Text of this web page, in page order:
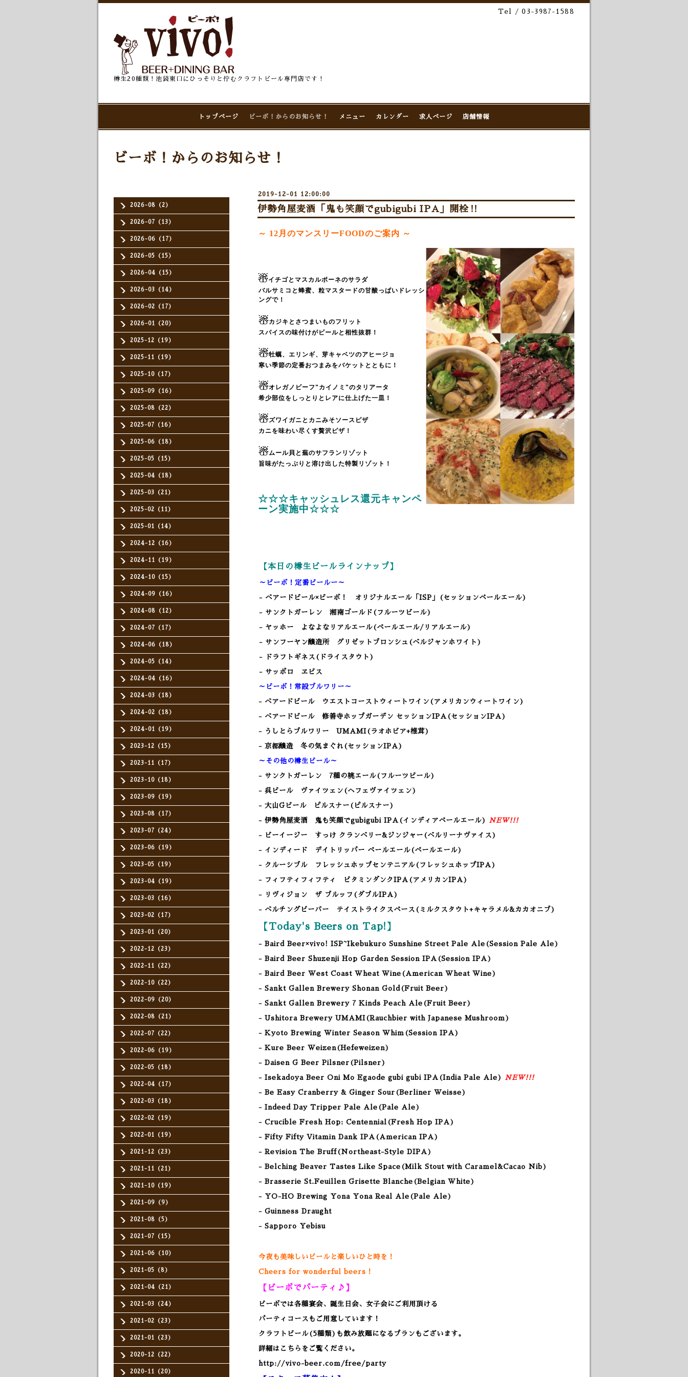
Tel / 03-3987-1588
樽生20種類！池袋東口にひっそりと佇むクラフトビール専門店です！
トップページ ビーボ！からのお知らせ！ メニュー カレンダー 求人ページ 店舗情報
2026-08（2）
2026-07（13）
2026-06（17）
2026-05（15）
2026-04（15）
2026-03（14）
2026-02（17）
2026-01（20）
2025-12（19）
2025-11（19）
2025-10（17）
2025-09（16）
2025-08（22）
2025-07（16）
2025-06（18）
2025-05（15）
2025-04（18）
2025-03（21）
2025-02（11）
2025-01（14）
2024-12（16）
2024-11（19）
2024-10（15）
2024-09（16）
2024-08（12）
2024-07（17）
2024-06（18）
2024-05（14）
2024-04（16）
2024-03（18）
2024-02（18）
2024-01（19）
2023-12（15）
2023-11（17）
2023-10（18）
2023-09（19）
2023-08（17）
2023-07（24）
2023-06（19）
2023-05（19）
2023-04（19）
2023-03（16）
2023-02（17）
2023-01（20）
2022-12（23）
2022-11（22）
2022-10（22）
2022-09（20）
2022-08（21）
2022-07（22）
2022-06（19）
2022-05（18）
2022-04（17）
2022-03（18）
2022-02（19）
2022-01（19）
2021-12（23）
2021-11（21）
2021-10（19）
2021-09（9）
2021-08（5）
2021-07（15）
2021-06（10）
2021-05（8）
2021-04（21）
2021-03（24）
2021-02（23）
2021-01（23）
2020-12（22）
2020-11（20）
ビーボ！からのお知らせ！
2019-12-01 12:00:00
伊勢角屋麦酒「鬼も笑顔でgubigubi IPA」開栓‼
～ 12 月のマンスリーFOODのご案内 ～
☃イチゴとマスカルポーネのサラダ
バルサミコと蜂蜜、粒マスタードの甘酸っぱいドレッシ
ングで！
☃カジキとさつまいものフリット
スパイスの味付けがビールと相性抜群！
☃牡蠣、エリンギ、芽キャベツのアヒージョ
寒い季節の定番おつまみをバケットとともに！
☃オレガノビーフ"カイノミ"のタリアータ
希少部位をしっとりとレアに仕上げた一皿！
☃ズワイガニとカニみそソースピザ
カニを味わい尽くす贅沢ピザ！
☃ムール貝と蕪のサフランリゾット
旨味がたっぷりと溶け出した特製リゾット！
☆☆☆キャッシュレス還元キャンペ
ーン実施中☆☆☆
【本日の樽生ビールラインナップ】
～ビーボ！定番ビールー～
- ベアードビール×ビーボ！ オリジナルエール「ISP」(セッションペールエール)
- サンクトガーレン 湘南ゴールド(フルーツビール)
- ヤッホー よなよなリアルエール(ペールエール/リアルエール)
- サンフーヤン醸造所 グリゼットブロンシュ(ベルジャンホワイト)
- ドラフトギネス(ドライスタウト)
- サッポロ ヱビス
～ビーボ！常設ブルワリー～
- ベアードビール ウエストコーストウィートワイン(アメリカンウィートワイン)
- ベアードビール 修善寺ホップガーデン セッションIPA(セッションIPA)
- うしとらブルワリー UMAMI(ラオホビア+椎茸)
- 京都醸造 冬の気まぐれ(セッションIPA)
～その他の樽生ビール～
- サンクトガーレン 7種の桃エール(フルーツビール)
- 呉ビール ヴァイツェン (ヘフェヴァイツェン)
- 大山Gビール ピルスナー(ピルスナー)
- 伊勢角屋麦酒 鬼も笑顔でgubigubi IPA(インディアペールエール) NEW!!!
- ビーイージー すっけ クランベリー&ジンジャー (ベルリーナヴァイス)
- インディード デイトリッパー ペールエール(ペールエール)
- クルーシブル フレッシュホップセンテニアル(フレッシュホップIPA)
- フィフティフィフティ ビタミンダンクIPA(アメリカンIPA)
- リヴィジョン ザ ブルッフ(ダブルIPA)
- ベルチングビーバー テイストライクスペース(ミルクスタウト+キャラメル&カカオニブ)
【Today's Beers on Tap!】
- Baird Beer×vivo! ISP~Ikebukuro Sunshine Street Pale Ale (Session Pale Ale)
- Baird Beer Shuzenji Hop Garden Session IPA(Session IPA)
- Baird Beer West Coast Wheat Wine(American Wheat Wine)
- Sankt Gallen Brewery Shonan Gold(Fruit Beer)
- Sankt Gallen Brewery 7 Kinds Peach Ale(Fruit Beer)
- Ushitora Brewery UMAMI(Rauchbier with Japanese Mushroom)
- Kyoto Brewing Winter Season Whim(Session IPA)
- Kure Beer Weizen(Hefeweizen)
- Daisen G Beer Pilsner(Pilsner)
- Isekadoya Beer Oni Mo Egaode gubi gubi IPA(India Pale Ale) NEW!!!
- Be Easy Cranberry & Ginger Sour(Berliner Weisse)
- Indeed Day Tripper Pale Ale(Pale Ale)
- Crucible Fresh Hop: Centennial(Fresh Hop IPA)
- Fifty Fifty Vitamin Dank IPA(American IPA)
- Revision The Bruff(Northeast-Style DIPA)
- Belching Beaver Tastes Like Space(Milk Stout with Caramel&Cacao Nib)
- Brasserie St.Feuillen Grisette Blanche(Belgian White)
- YO-HO Brewing Yona Yona Real Ale(Pale Ale)
- Guinness Draught
- Sapporo Yebisu
今夜も美味しいビールと楽しいひと時を！
Cheers for wonderful beers！
【ビーボでパーティ♪】
ビーボでは各種宴会、誕生日会、女子会にご利用頂ける
パーティコースもご用意しています！
クラフトビール(5種類)も飲み放題になるプランもございます。
詳細はこちらをご覧ください。
http://vivo-beer.com/free/party